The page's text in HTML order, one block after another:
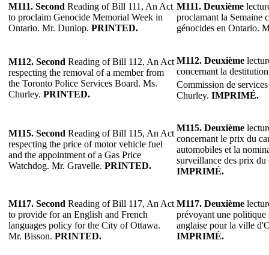
M111. Second Reading of Bill 111, An Act
to proclaim Genocide Memorial Week in
Ontario. Mr. Dunlop. PRINTED.
M111. Deuxième
proclamant la Semaine
génocides en Ontario.
M112. Second Reading of Bill 112, An Act
respecting the removal of a member from
the Toronto Police Services Board. Ms.
Churley. PRINTED.
M112. Deuxième
concernant la
Commission de
Churley. IMPRIMÉ.
M115. Second Reading of Bill 115, An Act
respecting the price of motor vehicle fuel
and the appointment of a Gas Price
Watchdog. Mr. Gravelle. PRINTED.
M115. Deuxième
concernant le prix du
automobiles et la
surveillance des prix
IMPRIMÉ.
M117. Second Reading of Bill 117, An Act
to provide for an English and French
languages policy for the City of Ottawa.
Mr. Bisson. PRINTED.
M117. Deuxième
prévoyant une politique
anglaise pour la ville
IMPRIMÉ.